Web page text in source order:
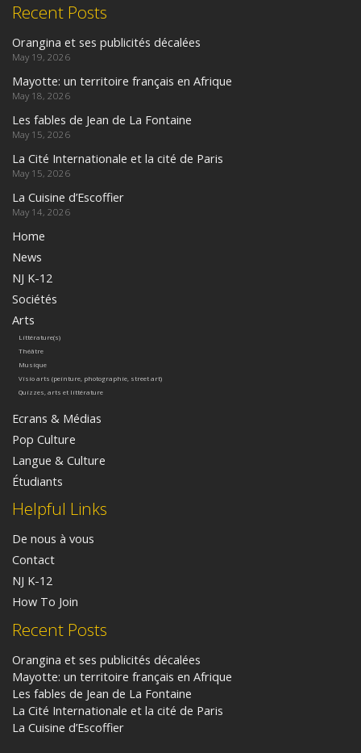
Helpful Links
De nous à vous
Contact
NJ K-12
How To Join
Recent Posts
Orangina et ses publicités décalées
Mayotte: un territoire français en Afrique
Les fables de Jean de La Fontaine
La Cité Internationale et la cité de Paris
La Cuisine d’Escoffier
Recent Posts
Orangina et ses publicités décalées
May 19, 2026
Mayotte: un territoire français en Afrique
May 18, 2026
Les fables de Jean de La Fontaine
May 15, 2026
La Cité Internationale et la cité de Paris
May 15, 2026
La Cuisine d’Escoffier
May 14, 2026
Home
News
NJ K-12
Sociétés
Arts
Littérature(s)
Théâtre
Musique
Visio arts (peinture, photographie, street art)
Quizzes, arts et littérature
Ecrans & Médias
Pop Culture
Langue & Culture
Étudiants